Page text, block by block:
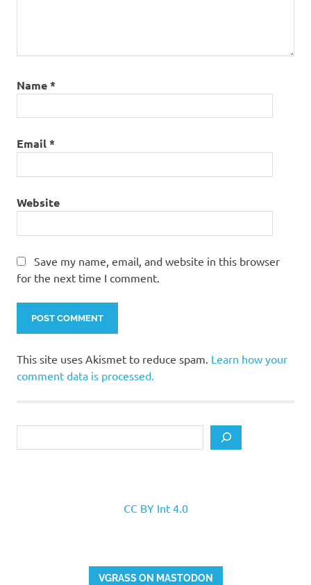
Name*
Email*
Website
Save my name, email, and website in this browser
for the next time I comment.
This site uses Akismet to reduce spam. Learn how your
comment data is processed.
CC BY Int 4.0
VGRASS ON MASTODON